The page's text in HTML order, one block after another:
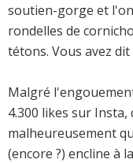
soutien-gorge et
rondelles de
tétons. Vous avez dit
Malgré
4.300 likes sur Insta,
malheureusement
(encore ?) encline à